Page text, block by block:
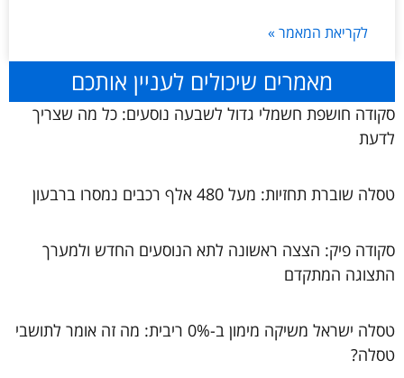
לקריאת המאמר »
מאמרים שיכולים לעניין אותכם
סקודה חושפת חשמלי גדול לשבעה נוסעים: כל מה שצריך
לדעת
טסלה שוברת תחזיות: מעל 480 אלף רכבים נמסרו ברבעון
סקודה פיק: הצצה ראשונה לתא הנוסעים החדש ולמערך
התצוגה המתקדם
טסלה ישראל משיקה מימון ב-0% ריבית: מה זה אומר לתושבי
טסלה?